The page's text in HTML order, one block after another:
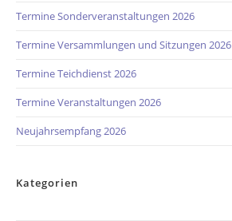
Termine Sonderveranstaltungen 2026
Termine Versammlungen und Sitzungen 2026
Termine Teichdienst 2026
Termine Veranstaltungen 2026
Neujahrsempfang 2026
Kategorien